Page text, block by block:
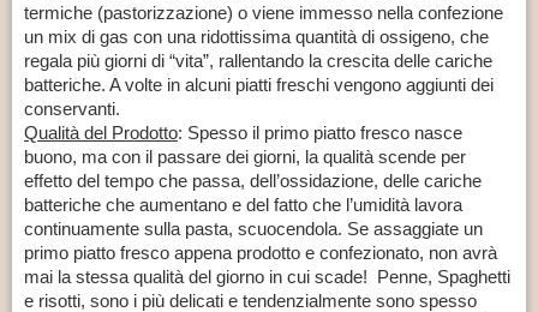
termiche (pastorizzazione) o viene immesso nella confezione
un mix di gas con una ridottissima quantità di ossigeno, che
regala più giorni di “vita”, rallentando la crescita delle cariche
batteriche. A volte in alcuni piatti freschi vengono aggiunti dei
conservanti.
Qualità del Prodotto: Spesso il primo piatto fresco nasce
buono, ma con il passare dei giorni, la qualità scende per
effetto del tempo che passa, dell’ossidazione, delle cariche
batteriche che aumentano e del fatto che l’umidità lavora
continuamente sulla pasta, scuocendola. Se assaggiate un
primo piatto fresco appena prodotto e confezionato, non avrà
mai la stessa qualità del giorno in cui scade! Penne, Spaghetti
e risotti, sono i più delicati e tendenzialmente sono spesso